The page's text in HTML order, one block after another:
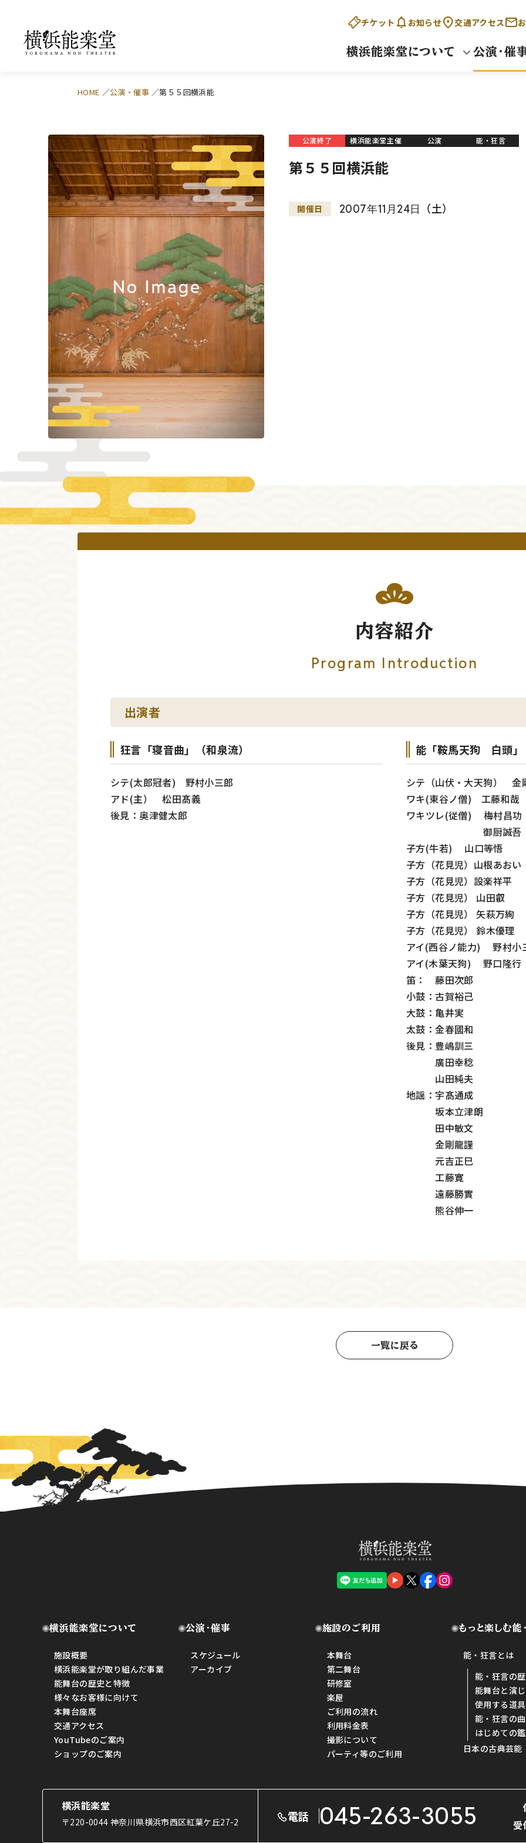
チケット お知らせ 交通アクセス
横浜能楽堂について 公演・催
HOME 公演・催事 第５５回横浜能
公演終了 横浜能楽堂主催 公演 能・狂言
第５５回横浜能
開催日 2007年11 月 24日 （土）
内容紹介
Program Introduction
出演者
狂言「寝音曲」（和泉流）
シテ(太郎冠者) 野村小三郎
アド(主） 松田髙義
後見：奥津健太郎
能「鞍馬天狗 白頭」
シテ（山伏・大天狗） 金
ワキ(東谷ノ僧) 工藤和哉
ワキツレ(従僧) 梅村昌功
御厨誠吾
子方(牛若) 山口等悟
子方（花見児）山根あおい
子方（花見児）設楽祥平
子方（花見児） 山田叡
子方（花見児） 矢萩万絢
子方（花見児） 鈴木優理
アイ(西谷ノ能力) 野村小
アイ(木葉天狗) 野口隆行
笛： 藤田次郎
小鼓：古賀裕己
大鼓：亀井実
太鼓：金春國和
後見：豊嶋訓三
廣田幸稔
山田純夫
地謡：宇髙通成
坂本立津朗
田中敏文
金剛龍謹
元吉正巳
工藤寛
遠藤勝實
熊谷伸一
一覧に戻る
横浜能楽堂について
施設概要
横浜能楽堂が取り組んだ事業
能舞台の歴史と特徴
様々なお客様に向けて
本舞台座席
交通アクセス
YouTubeのご案内
ショップのご案内
公演・催事
スケジュール
アーカイブ
施設のご利用
本舞台
第二舞台
研修室
楽屋
ご利用の流れ
利用料金表
撮影について
パーティ等のご利用
もっと楽しむ能
能・狂言とは
能・狂言の
能舞台と演
使用する道具
能・狂言の
はじめての
日本の古典芸能
横浜能楽堂
〒220-0044 神奈川県横浜市西区紅葉ケ丘27-2 電話 045-263-3055
受